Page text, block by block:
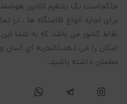
جاکجاست یک پلتفرم آنلاین
برای اجاره انواع اقامتگاه ها ، در
نقاط کشور می باشد که به شما این
امکان را می دهد،تاتجربه ای آسان و
مطمئن داشته باشید.